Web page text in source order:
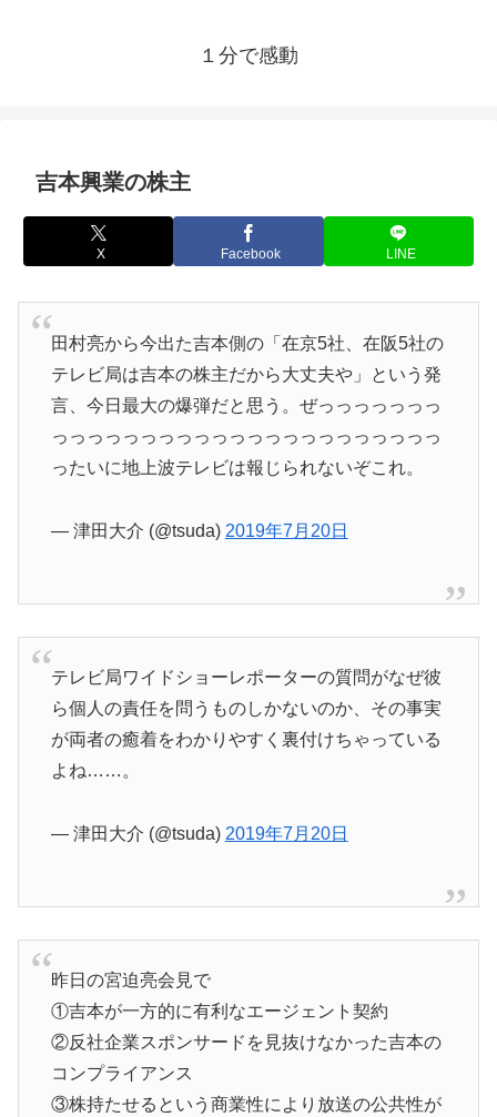
１分で感動
吉本興業の株主
X Facebook LINE
田村亮から今出た吉本側の「在京5社、在阪5社の
テレビ局は吉本の株主だから大丈夫や」という発
言、今日最大の爆弾だと思う。ぜっっっっっっっ
っっっっっっっっっっっっっっっっっっっっっっ
ったいに地上波テレビは報じられないぞこれ。
— 津田大介 (@tsuda) 2019年7月20日
テレビ局ワイドショーレポーターの質問がなぜ彼
ら個人の責任を問うものしかないのか、その事実
が両者の癒着をわかりやすく裏付けちゃっている
よね……。
— 津田大介 (@tsuda) 2019年7月20日
昨日の宮迫亮会見で
①吉本が一方的に有利なエージェント契約
②反社企業スポンサードを見抜けなかった吉本の
コンプライアンス
③株持たせるという商業性により放送の公共性が